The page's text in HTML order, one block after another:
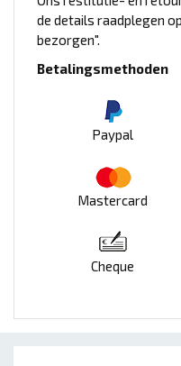
de details raadplegen
bezorgen".
Betalingsmethoden
Paypal
Mastercard
Cheque